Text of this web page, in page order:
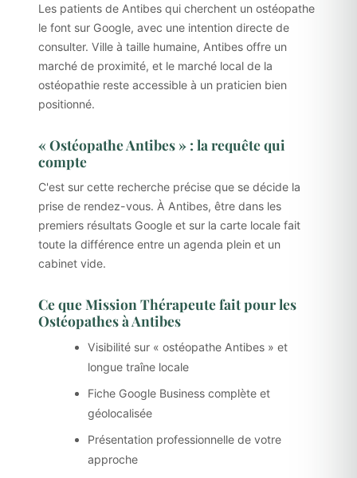
Les patients de Antibes qui cherchent un ostéopathe
le font sur Google, avec une intention directe de
consulter. Ville à taille humaine, Antibes offre un
marché de proximité, et le marché local de la
ostéopathie reste accessible à un praticien bien
positionné.
« Ostéopathe Antibes » : la requête qui
compte
C'est sur cette recherche précise que se décide la
prise de rendez-vous. À Antibes, être dans les
premiers résultats Google et sur la carte locale fait
toute la différence entre un agenda plein et un
cabinet vide.
Ce que Mission Thérapeute fait pour les
Ostéopathes à Antibes
Visibilité sur « ostéopathe Antibes » et
longue traîne locale
Fiche Google Business complète et
géolocalisée
Présentation professionnelle de votre
approche